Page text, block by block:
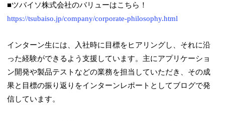
■ツバイソ株式会社のバリューはこちら！
https://tsubaiso.jp/company/corporate-philosophy.html
インターン生には、入社時に目標をヒアリングし、それに沿
った経験ができるよう支援しています。主にアプリケーショ
ン開発や製品テストなどの業務を担当していただき、その成
果と目標の振り返りをインターンレポートとしてブログで発
信しています。